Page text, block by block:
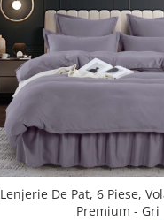
Lenjerie De Pat, 6 Piese,
Premium - Gri